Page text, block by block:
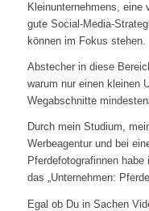
Kleinunternehmens, eine
gute Social-Media-
können im Fokus stehen.
Abstecher in diese
warum nur einen kleinen
Wegabschnitte
Durch mein Studium,
Werbeagentur und bei
Pferdefotografinnen
das „Unternehmen:
Egal ob Du in Sachen